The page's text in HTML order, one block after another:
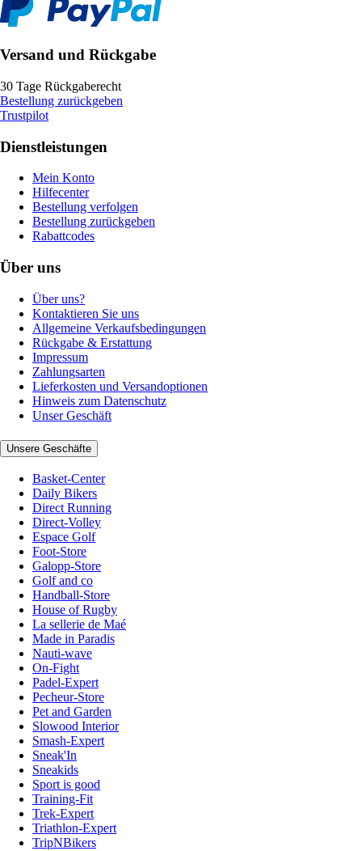
Versand und Rückgabe
30 Tage Rückgaberecht
Bestellung zurückgeben
Trustpilot
Dienstleistungen
Mein Konto
Hilfecenter
Bestellung verfolgen
Bestellung zurückgeben
Rabattcodes
Über uns
Über uns?
Kontaktieren Sie uns
Allgemeine Verkaufsbedingungen
Rückgabe & Erstattung
Impressum
Zahlungsarten
Lieferkosten und Versandoptionen
Hinweis zum Datenschutz
Unser Geschäft
Unsere Geschäfte
Basket-Center
Daily Bikers
Direct Running
Direct-Volley
Espace Golf
Foot-Store
Galopp-Store
Golf and co
Handball-Store
House of Rugby
La sellerie de Maé
Made in Paradis
Nauti-wave
On-Fight
Padel-Expert
Pecheur-Store
Pet and Garden
Slowood Interior
Smash-Expert
Sneak'In
Sneakids
Sport is good
Training-Fit
Trek-Expert
Triathlon-Expert
TripNBikers